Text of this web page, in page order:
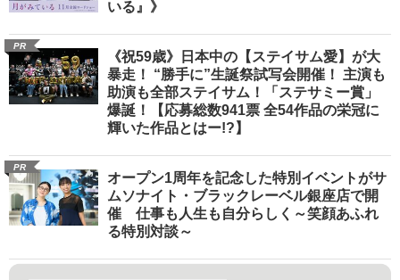
いる』》
PR
《祝59歳》日本中の【ステイサム愛】が大
暴走！ “勝手に”生誕祭試写会開催！ 主演も
助演も全部ステイサム！「ステサミー賞」
爆誕！【応募総数941票 全54作品の栄冠に
輝いた作品とはー!?】
PR
オープン1周年を記念した特別イベントがサ
ムソナイト・ブラックレーベル銀座店で開
催 仕事も人生も自分らしく～笑顔あふれ
る特別対談～